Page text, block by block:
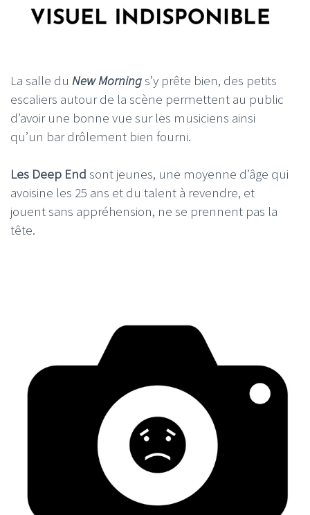
La salle du New Mornings’y prête bien, des petits
escaliers autour de la scène permettent au public
d’avoir une bonne vue sur les musiciens ainsi
qu’un bar drôlement bien fourni.
Les Deep End sont jeunes, une moyenne d’âge qui
avoisine les 25 ans et du talent à revendre, et
jouent sans appréhension, ne se prennent pas la
tête.